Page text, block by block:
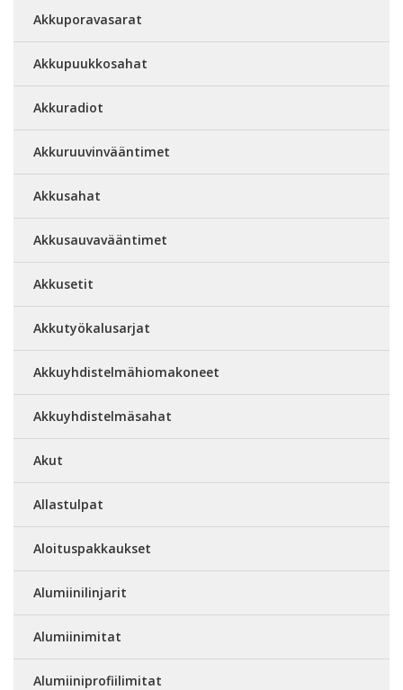
Akkuporavasarat
Akkupuukkosahat
Akkuradiot
Akkuruuvinvääntimet
Akkusahat
Akkusauvavääntimet
Akkusetit
Akkutyökalusarjat
Akkuyhdistelmähiomakoneet
Akkuyhdistelmäsahat
Akut
Allastulpat
Aloituspakkaukset
Alumiinilinjarit
Alumiinimitat
Alumiiniprofiilimitat